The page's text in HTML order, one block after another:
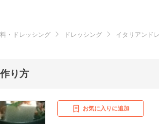
・ドレッシング ドレッシング
イタリアンド
り方
お気に入りに追加